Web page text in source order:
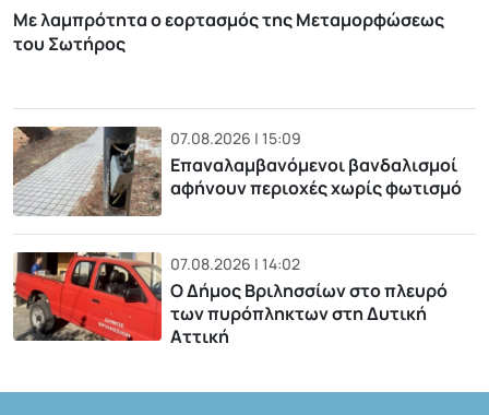
Με λαμπρότητα ο εορτασμός της Μεταμορφώσεως
του Σωτήρος
07.08.2026 | 15:09
Επαναλαμβανόμενοι βανδαλισμοί
αφήνουν περιοχές χωρίς φωτισμό
07.08.2026 | 14:02
Ο Δήμος Βριλησσίων στο πλευρό
των πυρόπληκτων στη Δυτική
Αττική